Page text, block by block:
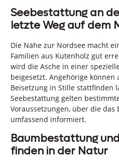
Seebestattung an
letzte Weg auf dem
Die Nähe zur Nordsee macht
Familien aus Kutenholz gut
wird die Asche in einer
beigesetzt. Angehörige
Beisetzung in Stille stattfinden
Seebestattung gelten
Voraussetzungen, über die
umfassend informiert.
Baumbestattung
finden in der Natur